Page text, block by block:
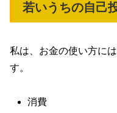
若いうちの自己
私は、お金の使い方に
す。
消費